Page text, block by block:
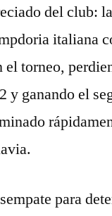
del club:
italiana
torneo,
y ganando el
para